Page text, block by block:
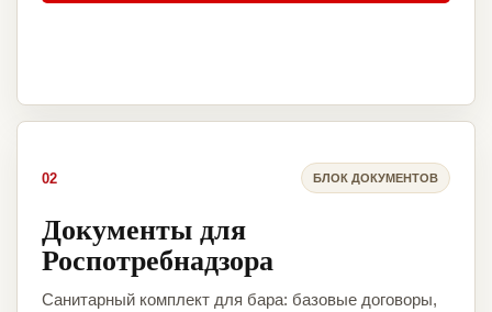
02 БЛОК ДОКУМЕНТОВ
Документы для
Роспотребнадзора
Санитарный комплект для бара: базовые договоры,